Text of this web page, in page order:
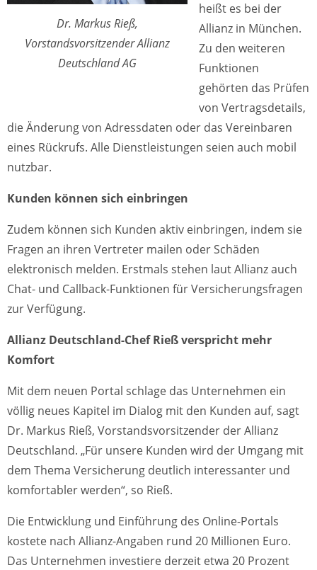
Dr. Markus Rieß,
Vorstandsvorsitzender Allianz
Deutschland AG
heißt es bei der
Allianz in München.
Zu den weiteren
Funktionen
gehörten das Prüfen
von Vertragsdetails,
die Änderung von Adressdaten oder das Vereinbaren
eines Rückrufs. Alle Dienstleistungen seien auch mobil
nutzbar.
Kunden können sich einbringen
Zudem können sich Kunden aktiv einbringen, indem sie
Fragen an ihren Vertreter mailen oder Schäden
elektronisch melden. Erstmals stehen laut Allianz auch
Chat- und Callback-Funktionen für Versicherungsfragen
zur Verfügung.
Allianz Deutschland-Chef Rieß verspricht mehr
Komfort
Mit dem neuen Portal schlage das Unternehmen ein
völlig neues Kapitel im Dialog mit den Kunden auf, sagt
Dr. Markus Rieß, Vorstandsvorsitzender der Allianz
Deutschland. „Für unsere Kunden wird der Umgang mit
dem Thema Versicherung deutlich interessanter und
komfortabler werden“, so Rieß.
Die Entwicklung und Einführung des Online-Portals
kostete nach Allianz-Angaben rund 20 Millionen Euro.
Das Unternehmen investiere derzeit etwa 20 Prozent